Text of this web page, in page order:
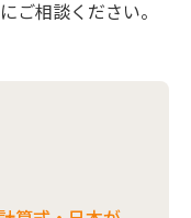
ご相談ください。